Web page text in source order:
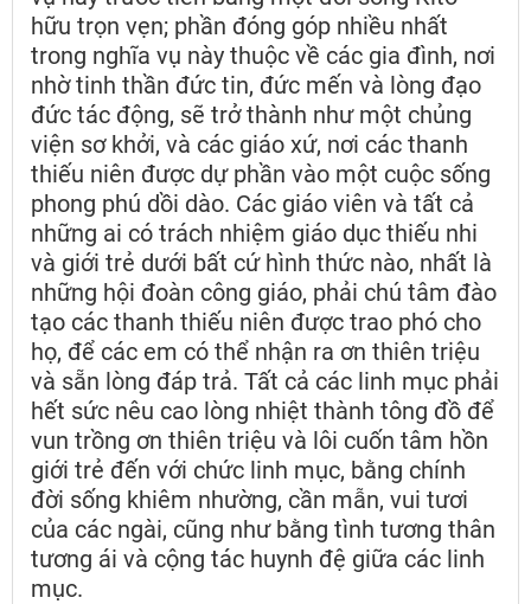
hữu trọn vẹn; phần đóng góp nhiều nhất
trong nghĩa vụ này thuộc về các gia đình, nơi
nhờ tinh thần đức tin, đức mến và lòng đạo
đức tác động, sẽ trở thành như một chủng
viện sơ khởi, và các giáo xứ, nơi các thanh
thiếu niên được dự phần vào một cuộc sống
phong phú dồi dào. Các giáo viên và tất cả
những ai có trách nhiệm giáo dục thiếu nhi
và giới trẻ dưới bất cứ hình thức nào, nhất là
những hội đoàn công giáo, phải chú tâm đào
tạo các thanh thiếu niên được trao phó cho
họ, để các em có thể nhận ra ơn thiên triệu
và sẵn lòng đáp trả. Tất cả các linh mục phải
hết sức nêu cao lòng nhiệt thành tông đồ để
vun trồng ơn thiên triệu và lôi cuốn tâm hồn
giới trẻ đến với chức linh mục, bằng chính
đời sống khiêm nhường, cần mẫn, vui tươi
của các ngài, cũng như bằng tình tương thân
tương ái và cộng tác huynh đệ giữa các linh
mục.